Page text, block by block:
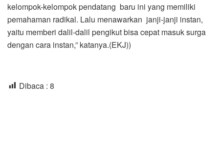
kelompok-kelompok pendatang baru ini yang memiliki
pemahaman radikal. Lalu menawarkan janji-janji instan,
yaitu memberi dalil-dalil pengikut bisa cepat masuk surga
dengan cara instan,” katanya.(EKJ))
Dibaca : 8